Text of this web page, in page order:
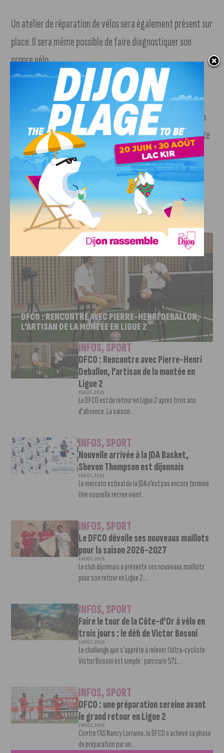
Un atelier de réparation de vélos sera également présent sur
place. Il sera même possible de faire diagnostiquer son
propre vélo.
Prévention et sécurité sont aussi au programme
La police municipale et la Prévention Routière tiendront un
stand pour parler des comportements à adopter sur la route
afin de« promouvoir une pratique du vélo plus sûre et
sereine » . À côté, un stand de sensibilisation sur le
harcèlement dans les transports sera aussi présent.
J'AIME LE DFCO
DFCO : RENCONTRE AVEC PIERRE-HENRI DEBALLON,
L’ARTISAN DE LA MONTÉE EN LIGUE 2
INFOS,SPORT
DFCO : Rencontre avec Pierre-Henri
Deballon, l’artisan de la montée en
Ligue 2
7 AOÛT, 2026
Le DFCO est de retour en Ligue 2 après trois ans
d’absence. La saison...
INFOS,SPORT
Nouvelle arrivée à la JDA Basket,
Shevon Thompson est dijonnais
7 AOÛT, 2026
Le mercato estival de la JDA n’est pas encore terminé.
Une nouvelle recrue vient...
INFOS,SPORT
Le DFCO dévoile ses nouveaux maillots
pour la saison 2026-2027
6 AOÛT, 2026
Le club dijonnais a présenté ses nouveaux maillots
pour son retour en Ligue 2....
INFOS,SPORT
Faire le tour de la Côte-d’Or à vélo en
trois jours : le défi de Victor Bosoni
5 AOÛT, 2026
Le challenge que s’apprête à relever l’ultra-cycliste
Victor Bosoni est simple : parcourir 571...
INFOS,SPORT
DFCO : une préparation sereine avant
le grand retour en Ligue 2
3 AOÛT, 2026
Contre l’AS Nancy Lorraine, le DFCO a achevé sa phase
de préparation par un...